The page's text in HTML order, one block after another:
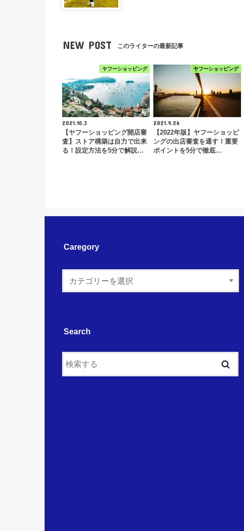
NEW POST このライターの最新記事
ヤフーショッピング
2021.10.3
【ヤフーショッピング開店審
査】ストア構築は自力で出来
る！設定方法を5分で解説…
ヤフーショッピング
2021.9.26
【2022年版】ヤフーショッピ
ングの出店審査を通す！重要
ポイントを5分で徹底…
Caregory
Search